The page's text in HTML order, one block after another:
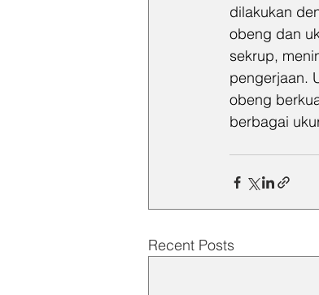
dilakukan
obeng dan
sekrup,
pengerjaan.
obeng
berbagai
Recent Posts